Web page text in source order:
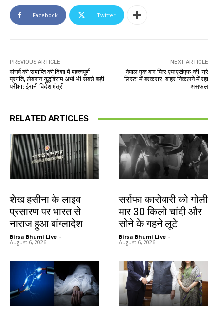
Facebook Twitter
PREVIOUS ARTICLE
संघर्ष की समाप्ति की दिशा में महत्वपूर्ण
प्रगति, लेबनान युद्धविराम अभी भी सबसे बड़ी
परीक्षा: ईरानी विदेश मंत्री
NEXT ARTICLE
नेपाल एक बार फिर एफएटीएफ की ‘ग्रे
लिस्ट’ में बरकरार: बाहर निकलने में रहा
असफल
RELATED ARTICLES
शेख हसीना के लाइव
प्रसारण पर भारत से
नाराज हुआ बांग्लादेश
Birsa Bhumi Live -
August 6, 2026
सर्राफा कारोबारी को गोली
मार 30 किलो चांदी और
सोने के गहने लूटे
Birsa Bhumi Live -
August 6, 2026